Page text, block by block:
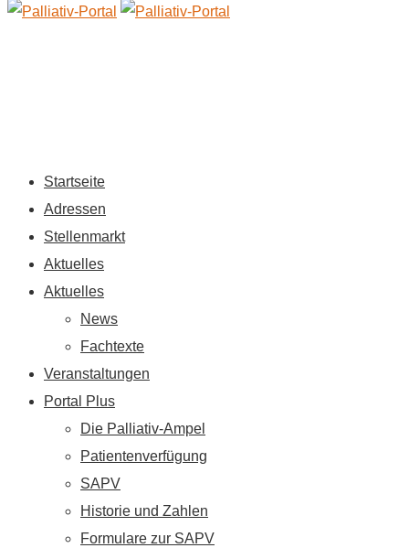
Startseite
Adressen
Stellenmarkt
Aktuelles
Aktuelles
News
Fachtexte
Veranstaltungen
Portal Plus
Die Palliativ-Ampel
Patientenverfügung
SAPV
Historie und Zahlen
Formulare zur SAPV